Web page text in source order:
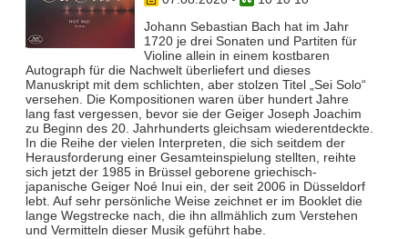
Johann Sebastian Bach hat im Jahr
1720 je drei Sonaten und Partiten für
Violine allein in einem kostbaren
Autograph für die Nachwelt überliefert und dieses
Manuskript mit dem schlichten, aber stolzen Titel „Sei Solo“
versehen. Die Kompositionen waren über hundert Jahre
lang fast vergessen, bevor sie der Geiger Joseph Joachim
zu Beginn des 20. Jahrhunderts gleichsam wiederentdeckte.
In die Reihe der vielen Interpreten, die sich seitdem der
Herausforderung einer Gesamteinspielung stellten, reihte
sich jetzt der 1985 in Brüssel geborene griechisch-
japanische Geiger Noé Inui ein, der seit 2006 in Düsseldorf
lebt. Auf sehr persönliche Weise zeichnet er im Booklet die
lange Wegstrecke nach, die ihn allmählich zum Verstehen
und Vermitteln dieser Musik geführt habe.